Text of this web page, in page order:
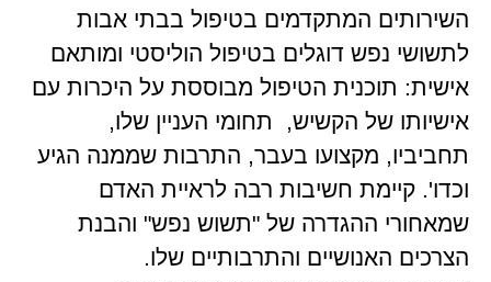
השירותים המתקדמים בטיפול בבתי אבות
לתשושי נפש דוגלים בטיפול הוליסטי ומותאם
אישית: תוכנית הטיפול מבוססת על היכרות עם
אישיותו של הקשיש, תחומי העניין שלו,
תחביביו, מקצועו בעבר, התרבות שממנה הגיע
וכדו'. קיימת חשיבות רבה לראיית האדם
שמאחורי ההגדרה של "תשוש נפש" והבנת
הצרכים האנושיים והתרבותיים שלו.